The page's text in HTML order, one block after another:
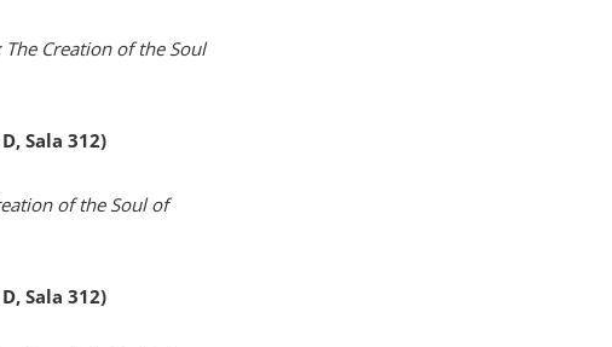
Creation of the Soul
Sala 312)
of the Soul of
Sala 312)